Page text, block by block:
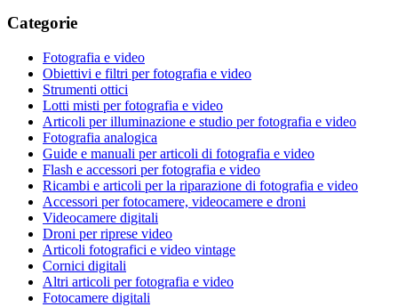
Categorie
Fotografia e video
Obiettivi e filtri per fotografia e video
Strumenti ottici
Lotti misti per fotografia e video
Articoli per illuminazione e studio per fotografia e video
Fotografia analogica
Guide e manuali per articoli di fotografia e video
Flash e accessori per fotografia e video
Ricambi e articoli per la riparazione di fotografia e video
Accessori per fotocamere, videocamere e droni
Videocamere digitali
Droni per riprese video
Articoli fotografici e video vintage
Cornici digitali
Altri articoli per fotografia e video
Fotocamere digitali